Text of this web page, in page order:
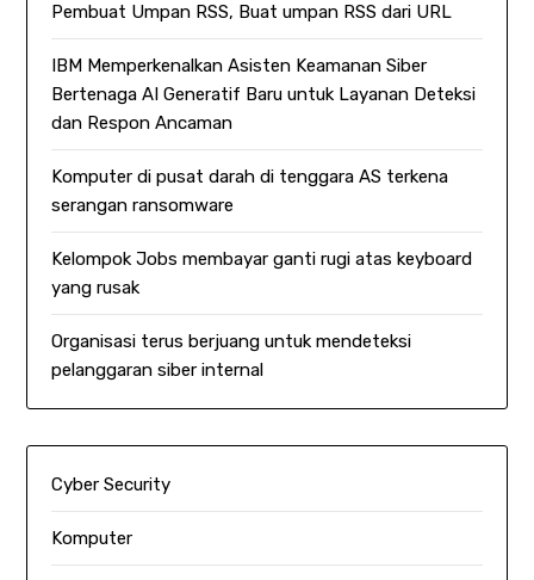
Pembuat Umpan RSS, Buat umpan RSS dari URL
IBM Memperkenalkan Asisten Keamanan Siber
Bertenaga AI Generatif Baru untuk Layanan Deteksi
dan Respon Ancaman
Komputer di pusat darah di tenggara AS terkena
serangan ransomware
Kelompok Jobs membayar ganti rugi atas keyboard
yang rusak
Organisasi terus berjuang untuk mendeteksi
pelanggaran siber internal
Cyber Security
Komputer